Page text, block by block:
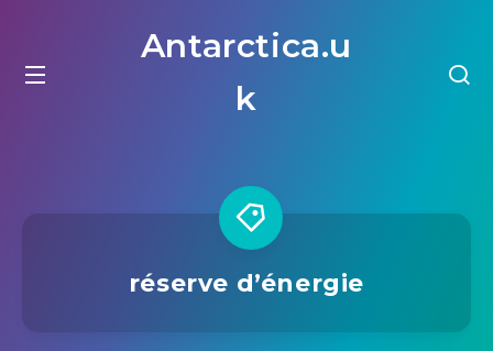
Antarctica.u
k
réserve d’énergie